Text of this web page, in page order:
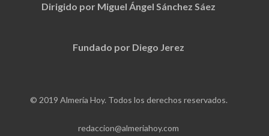
Dirigido por Miguel Ángel Sánchez Sáez
Fundado por Diego Jerez
© 2019 Almería Hoy. Todos los derechos reservados.
redaccion@almeriahoy.com